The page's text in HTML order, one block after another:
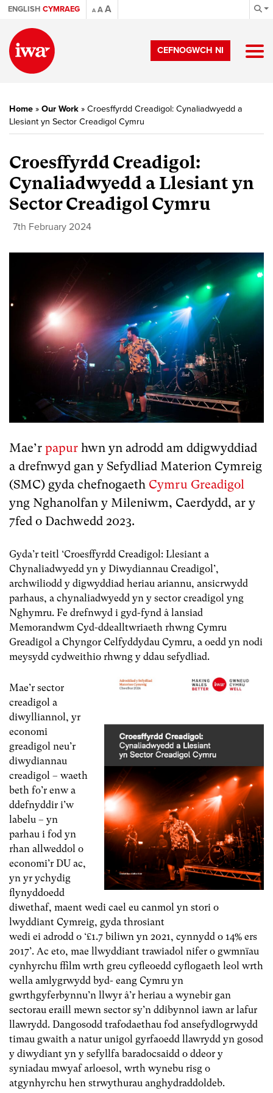
ENGLISH CYMRAEG A AA
CEFNOGWCH NI
Home » Our Work » Croesffyrdd Creadigol: Cynaliadwyedd a
Llesiant yn Sector Creadigol Cymru
Croesffyrdd Creadigol:
Cynaliadwyedd a Llesiant yn
Sector Creadigol Cymru
7th February 2024
Mae’r papur hwn yn adrodd am ddigwyddiad
a drefnwyd gan y Sefydliad Materion Cymreig
(SMC) gyda chefnogaeth Cymru Greadigol
yng Nghanolfan y Mileniwm, Caerdydd, ar y
7fed o Dachwedd 2023.
Gyda’r teitl ‘Croesffyrdd Creadigol: Llesiant a
Chynaliadwyedd yn y Diwydiannau Creadigol’,
archwiliodd y digwyddiad heriau ariannu, ansicrwydd
parhaus, a chynaliadwyedd yn y sector creadigol yng
Nghymru. Fe drefnwyd i gyd-fynd â lansiad
Memorandwm Cyd-ddealltwriaeth rhwng Cymru
Greadigol a Chyngor Celfyddydau Cymru, a oedd yn nodi
meysydd cydweithio rhwng y ddau sefydliad.
Mae’r sector
creadigol a
diwylliannol, yr
economi
greadigol neu’r
diwydiannau
creadigol – waeth
beth fo’r enw a
ddefnyddir i’w
labelu – yn
parhau i fod yn
rhan allweddol o
economi’r DU ac,
yn yr ychydig
flynyddoedd
diwethaf, maent wedi cael eu canmol yn stori o
lwyddiant Cymreig, gyda throsiant
wedi ei adrodd o ‘£1.7 biliwn yn 2021, cynnydd o 14% ers
2017’. Ac eto, mae llwyddiant trawiadol nifer o gwmnïau
cynhyrchu ffilm wrth greu cyfleoedd cyflogaeth leol wrth
wella amlygrwydd byd- eang Cymru yn
gwrthgyferbynnu’n llwyr â’r heriau a wynebir gan
sectorau eraill mewn sector sy’n ddibynnol iawn ar lafur
llawrydd. Dangosodd trafodaethau fod ansefydlogrwydd
timau gwaith a natur unigol gyrfaoedd llawrydd yn gosod
y diwydiant yn y sefyllfa baradocsaidd o ddeor y
syniadau mwyaf arloesol, wrth wynebu risg o
atgynhyrchu hen strwythurau anghydraddoldeb.